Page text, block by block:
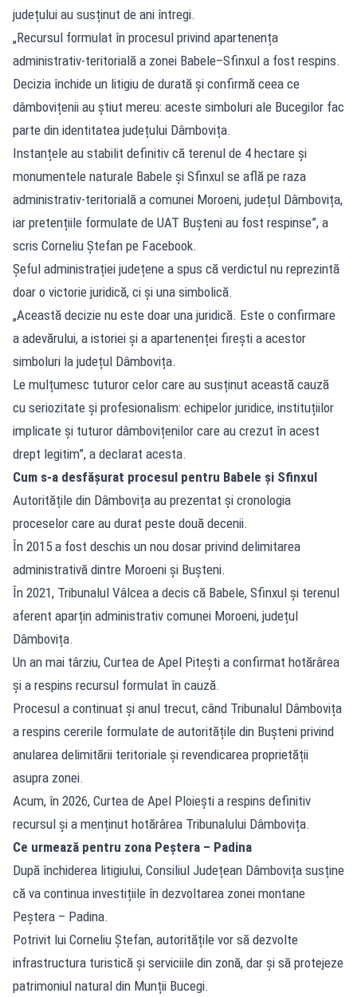
județului au susținut de ani întregi.
„Recursul formulat în procesul privind apartenența
administrativ-teritorială a zonei Babele–Sfinxul a fost respins.
Decizia închide un litigiu de durată și confirmă ceea ce
dâmbovițenii au știut mereu: aceste simboluri ale Bucegilor fac
parte din identitatea județului Dâmbovița.
Instanțele au stabilit definitiv că terenul de 4 hectare și
monumentele naturale Babele și Sfinxul se află pe raza
administrativ-teritorială a comunei Moroeni, județul Dâmbovița,
iar pretențiile formulate de UAT Bușteni au fost respinse”, a
scris Corneliu Ștefan pe Facebook.
Șeful administrației județene a spus că verdictul nu reprezintă
doar o victorie juridică, ci și una simbolică.
„Această decizie nu este doar una juridică. Este o confirmare
a adevărului, a istoriei și a apartenenței firești a acestor
simboluri la județul Dâmbovița.
Le mulțumesc tuturor celor care au susținut această cauză
cu seriozitate și profesionalism: echipelor juridice, instituțiilor
implicate și tuturor dâmbovițenilor care au crezut în acest
drept legitim”, a declarat acesta.
Cum s-a desfășurat procesul pentru Babele și Sfinxul
Autoritățile din Dâmbovița au prezentat și cronologia
proceselor care au durat peste două decenii.
În 2015 a fost deschis un nou dosar privind delimitarea
administrativă dintre Moroeni și Bușteni.
În 2021, Tribunalul Vâlcea a decis că Babele, Sfinxul și terenul
aferent aparțin administrativ comunei Moroeni, județul
Dâmbovița.
Un an mai târziu, Curtea de Apel Pitești a confirmat hotărârea
și a respins recursul formulat în cauză.
Procesul a continuat și anul trecut, când Tribunalul Dâmbovița
a respins cererile formulate de autoritățile din Bușteni privind
anularea delimitării teritoriale și revendicarea proprietății
asupra zonei.
Acum, în 2026, Curtea de Apel Ploiești a respins definitiv
recursul și a menținut hotărârea Tribunalului Dâmbovița.
Ce urmează pentru zona Peștera – Padina
După închiderea litigiului, Consiliul Județean Dâmbovița susține
că va continua investițiile în dezvoltarea zonei montane
Peștera – Padina.
Potrivit lui Corneliu Ștefan, autoritățile vor să dezvolte
infrastructura turistică și serviciile din zonă, dar și să protejeze
patrimoniul natural din Munții Bucegi.